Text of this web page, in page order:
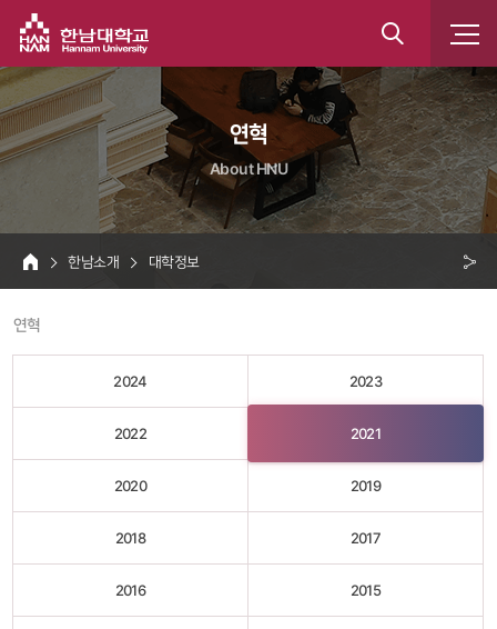
통
합
검
색
연혁
About HNU
HOME
한남소개 대학정보
유
연혁
2024 2023
2022 2021
2020 2019
2018 2017
2016 2015